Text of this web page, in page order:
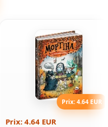
Prix: 4.64 EUR
Prix: 4.64 EUR